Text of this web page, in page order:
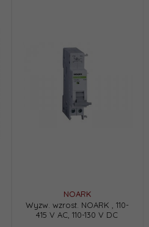
NOARK
Wyzw. wzrost. NOARK , 110-
415 V AC, 110-130 V DC